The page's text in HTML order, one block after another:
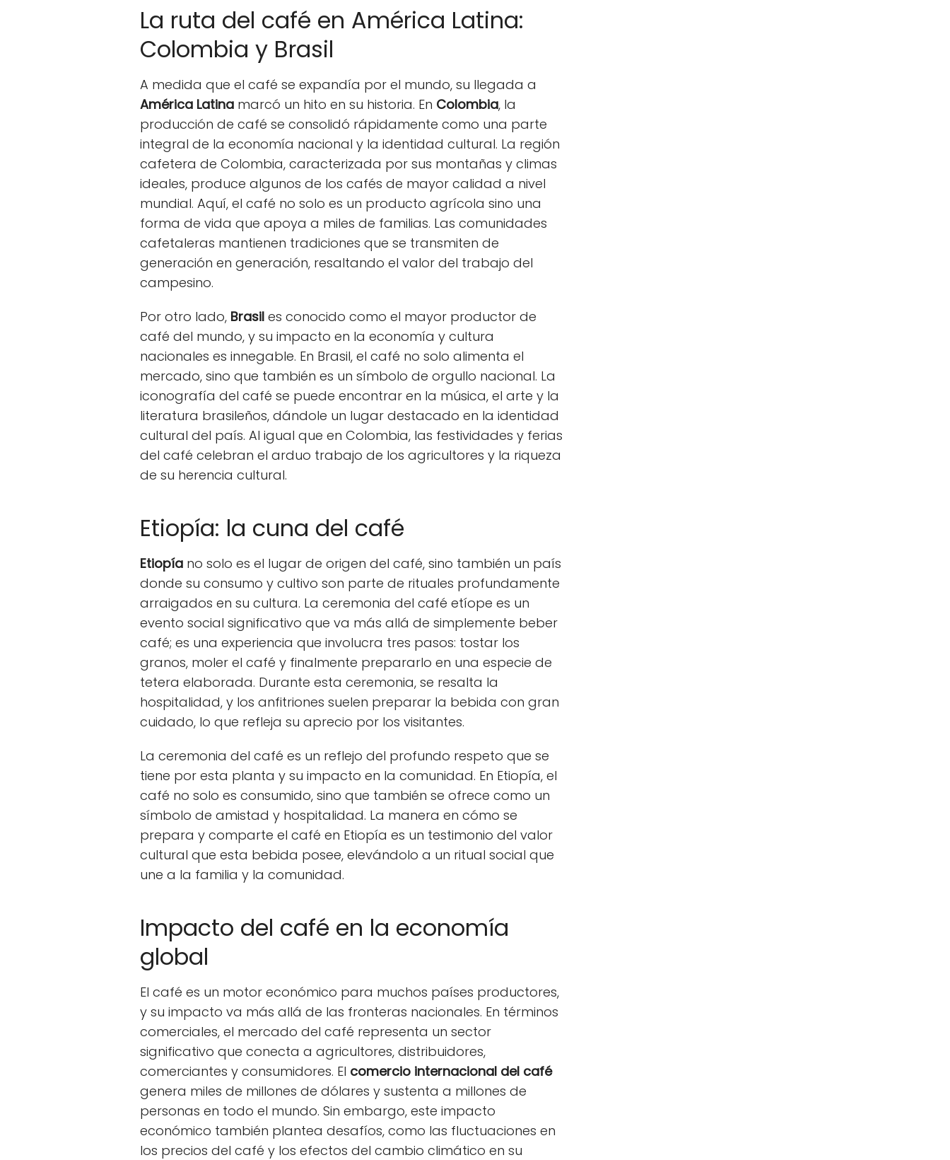
La ruta del café en América Latina:
Colombia y Brasil
A medida que el café se expandía por el mundo, su llegada a
América Latina marcó un hito en su historia. En Colombia, la
producción de café se consolidó rápidamente como una parte
integral de la economía nacional y la identidad cultural. La región
cafetera de Colombia, caracterizada por sus montañas y climas
ideales, produce algunos de los cafés de mayor calidad a nivel
mundial. Aquí, el café no solo es un producto agrícola sino una
forma de vida que apoya a miles de familias. Las comunidades
cafetaleras mantienen tradiciones que se transmiten de
generación en generación, resaltando el valor del trabajo del
campesino.
Por otro lado, Brasil es conocido como el mayor productor de
café del mundo, y su impacto en la economía y cultura
nacionales es innegable. En Brasil, el café no solo alimenta el
mercado, sino que también es un símbolo de orgullo nacional. La
iconografía del café se puede encontrar en la música, el arte y la
literatura brasileños, dándole un lugar destacado en la identidad
cultural del país. Al igual que en Colombia, las festividades y ferias
del café celebran el arduo trabajo de los agricultores y la riqueza
de su herencia cultural.
Etiopía: la cuna del café
Etiopía no solo es el lugar de origen del café, sino también un país
donde su consumo y cultivo son parte de rituales profundamente
arraigados en su cultura. La ceremonia del café etíope es un
evento social significativo que va más allá de simplemente beber
café; es una experiencia que involucra tres pasos: tostar los
granos, moler el café y finalmente prepararlo en una especie de
tetera elaborada. Durante esta ceremonia, se resalta la
hospitalidad, y los anfitriones suelen preparar la bebida con gran
cuidado, lo que refleja su aprecio por los visitantes.
La ceremonia del café es un reflejo del profundo respeto que se
tiene por esta planta y su impacto en la comunidad. En Etiopía, el
café no solo es consumido, sino que también se ofrece como un
símbolo de amistad y hospitalidad. La manera en cómo se
prepara y comparte el café en Etiopía es un testimonio del valor
cultural que esta bebida posee, elevándolo a un ritual social que
une a la familia y la comunidad.
Impacto del café en la economía
global
El café es un motor económico para muchos países productores,
y su impacto va más allá de las fronteras nacionales. En términos
comerciales, el mercado del café representa un sector
significativo que conecta a agricultores, distribuidores,
comerciantes y consumidores. El comercio internacional del café
genera miles de millones de dólares y sustenta a millones de
personas en todo el mundo. Sin embargo, este impacto
económico también plantea desafíos, como las fluctuaciones en
los precios del café y los efectos del cambio climático en su